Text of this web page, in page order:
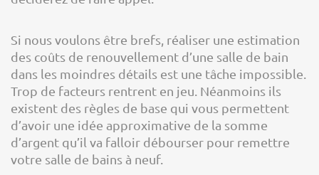
Si nous voulons être brefs, réaliser une estimation
des coûts de renouvellement d’une salle de bain
dans les moindres détails est une tâche impossible.
Trop de facteurs rentrent en jeu. Néanmoins ils
existent des règles de base qui vous permettent
d’avoir une idée approximative de la somme
d’argent qu’il va falloir débourser pour remettre
votre salle de bains à neuf.